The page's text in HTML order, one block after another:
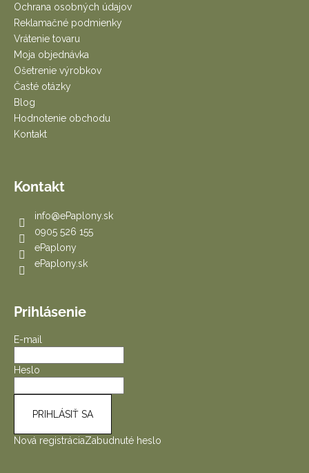
Ochrana osobných údajov
Reklamačné podmienky
Vrátenie tovaru
Moja objednávka
Ošetrenie výrobkov
Časté otázky
Blog
Hodnotenie obchodu
Kontakt
Kontakt
info@ePaplony.sk
0905 526 155
ePaplony
ePaplony.sk
Prihlásenie
E-mail
Heslo
PRIHLÁSIŤ SA
Nová registráciaZabudnuté heslo